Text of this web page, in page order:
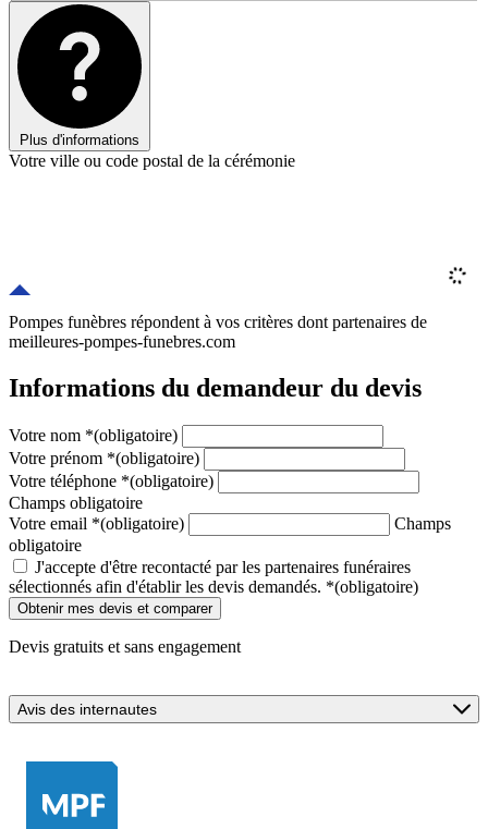
Plus d'informations
Votre ville ou code postal de la cérémonie
Pompes funèbres répondent à vos critères dont partenaires de
meilleures-pompes-funebres.com
Informations du demandeur du devis
Votre nom *(obligatoire)
Votre prénom *(obligatoire)
Votre téléphone *(obligatoire)
Champs obligatoire
Votre email *(obligatoire)
Champs
obligatoire
J'accepte d'être recontacté par les partenaires funéraires
sélectionnés afin d'établir les devis demandés. *(obligatoire)
Devis gratuits et sans engagement
Avis des internautes